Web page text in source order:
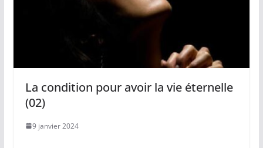
La condition pour avoir la vie éternelle
(02)
9 janvier 2024